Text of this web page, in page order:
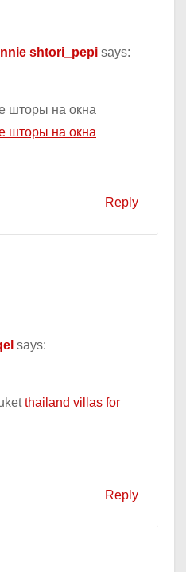
shtori_pepi says:
шторы на окна
шторы на окна
Reply
says:
thailand villas for
Reply